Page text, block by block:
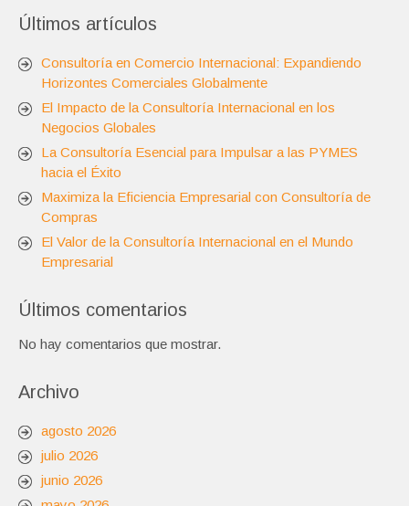
Últimos artículos
Consultoría en Comercio Internacional: Expandiendo
Horizontes Comerciales Globalmente
El Impacto de la Consultoría Internacional en los
Negocios Globales
La Consultoría Esencial para Impulsar a las PYMES
hacia el Éxito
Maximiza la Eficiencia Empresarial con Consultoría de
Compras
El Valor de la Consultoría Internacional en el Mundo
Empresarial
Últimos comentarios
No hay comentarios que mostrar.
Archivo
agosto 2026
julio 2026
junio 2026